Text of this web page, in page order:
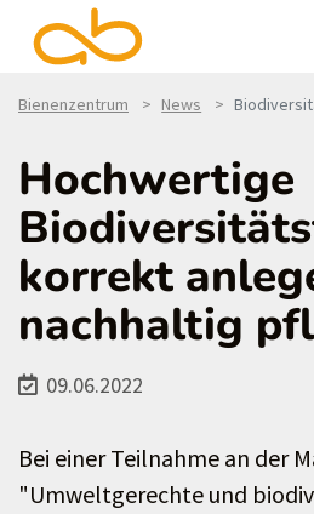
Bienenzentrum News
Hochwertige
korrekt
nachhaltig
09.06.2022
Bei einer Teilnahme an der
"Umweltgerechte und